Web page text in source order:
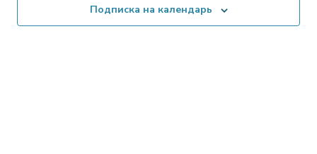
Подписка на календарь